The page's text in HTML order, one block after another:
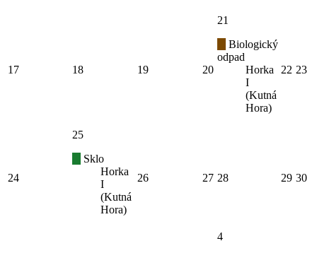
17 18 19 20
21
Biologický
odpad
Horka
I
(Kutná
Hora)
22 23
24
25
Sklo
Horka
I
(Kutná
Hora)
26 27 28 29 30
4